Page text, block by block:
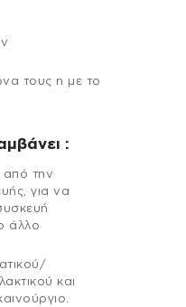
τους η με το
:
από την
για να
άλλο
και